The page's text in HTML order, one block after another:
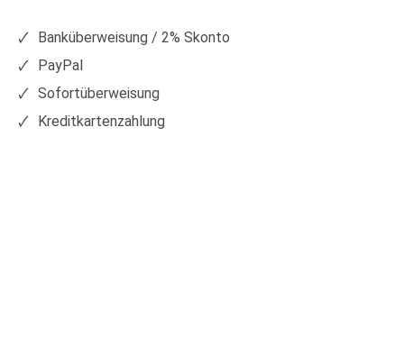
Banküberweisung / 2% Skonto
PayPal
Sofortüberweisung
Kreditkartenzahlung